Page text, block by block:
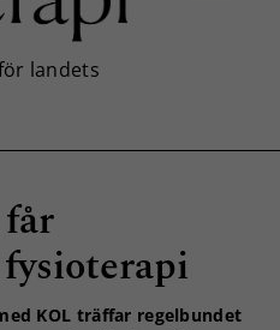
KOL träffar regelbundet